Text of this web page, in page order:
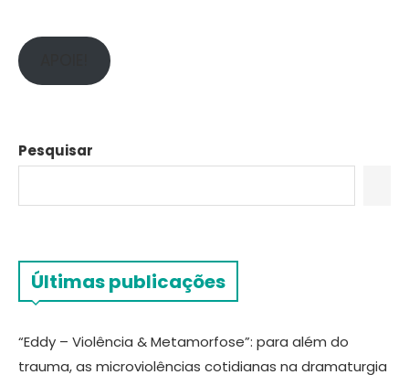
Pesquisar
Últimas publicações
“Eddy – Violência & Metamorfose”: para além do
trauma, as microviolências cotidianas na dramaturgia